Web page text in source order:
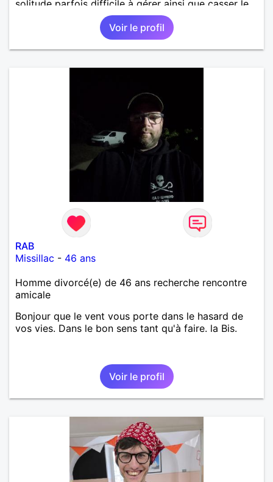
solitude parfois difficile à gérer ainsi que casser le
vague à l’âme. L’amitié reste extrêmement
importante à mes yeux mais peut se décliner en des
sentiments plus puissants. « Le temps fera son
œuvre » disait Arthur Schopenhauer, philosophe
bienveillant, empathique, attentionné, honnête,
respectueux, doux de caractère et compréhensif : je
laisse « glisser » beaucoup de choses. Mais ne vous
m’éprenez pas Mesdames, si une personne que
j’aime me trahit une fois, il n’y aura pas de seconde
chance et je l’effacerai à « vitam eternam ».
Néanmoins, je suis un tout petit peu maniaque ainsi
qu’impatient. J’essaye de faire des efforts. Rien de
bien dramatique ! Du moins je le pense……Je suis un
homme facile à vivre. À vous si vous le souhaitez,
d’apprendre à me connaître davantage. J’en serai
ravi….A très bientôt je l’espère.
Voir le profil
RAB
Missillac - 46 ans
Homme divorcé(e) de 46 ans recherche rencontre
amicale
Bonjour que le vent vous porte dans le hasard de
vos vies. Dans le bon sens tant qu'à faire. la Bis.
Voir le profil